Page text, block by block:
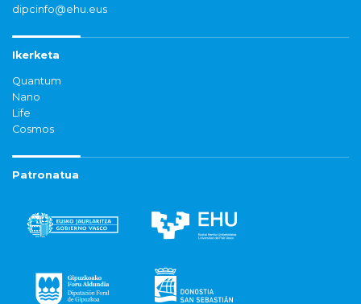
dipcinfo@ehu.eus
Ikerketa
Quantum
Nano
Life
Cosmos
Patronatua